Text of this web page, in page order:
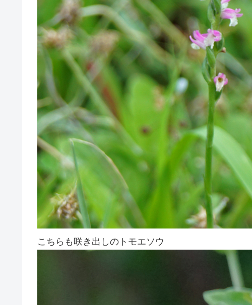
こちらも咲き出しのトモエソウ